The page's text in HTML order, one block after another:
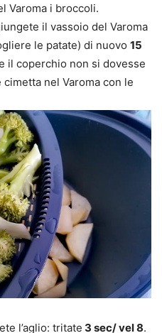
Varoma i broccoli.
il vassoio del Varoma
le patate) di nuovo 15
il coperchio non si dovesse
nel Varoma con le
l’aglio: tritate 3 sec/ vel 8.